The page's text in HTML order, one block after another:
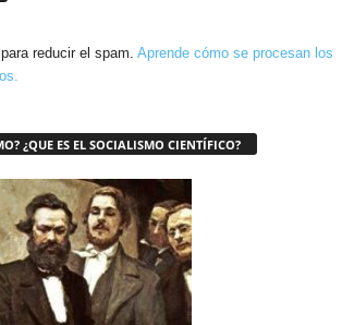
reducir el spam. Aprende cómo se procesan los
¿QUE ES EL SOCIALISMO CIENTÍFICO?